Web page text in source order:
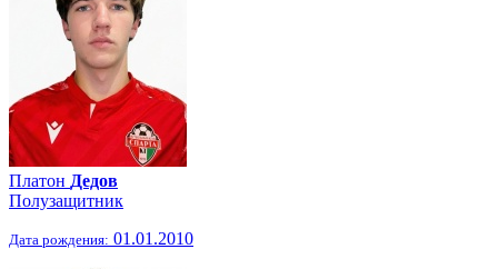
Платон Дедов
Полузащитник
Дата рождения: 01.01.2010